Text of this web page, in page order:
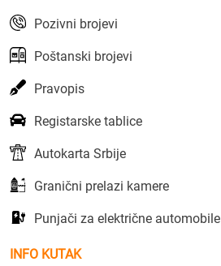
Pozivni brojevi
Poštanski brojevi
Pravopis
Registarske tablice
Autokarta Srbije
Granični prelazi kamere
Punjači za električne automobile
INFO KUTAK